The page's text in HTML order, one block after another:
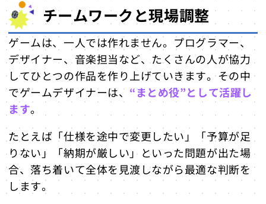
チームワークと現場調整
ゲームは、一人では作れません。プログラマー、
デザイナー、音楽担当など、たくさんの人が協力
してひとつの作品を作り上げていきます。その中
でゲームデザイナーは、 “まとめ役”として活躍し
ます。
たとえば「仕様を途中で変更したい」「予算が足
りない」「納期が厳しい」といった問題が出た場
合、落ち着いて全体を見渡しながら最適な判断を
します。